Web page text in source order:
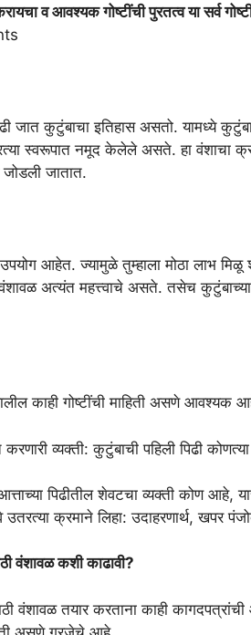
व आवश्यक गोष्टींची पुरतत्व या सर्व
जात कुटुंबाचा इतिहास असतो. यामध्ये
स्वरूपात नमूद केलेले असते. हा वंशाचा
जातात.
आहेत. ज्यामुळे तुम्हाला मोठा लाभ मिळू
वंशावळ अत्यंत महत्त्वाचे असते. तसेच
काही गोष्टींची माहिती असणे आवश्यक
व्यक्ती: कुटुंबाची पहिली पिढी
पिढीतील शेवटचा व्यक्ती कोण आहे,
उतरत्या क्रमाने लिहा: उदाहरणार्थ, खपर
वंशावळ कशी काढावी?
वंशावळ तयार करताना काही